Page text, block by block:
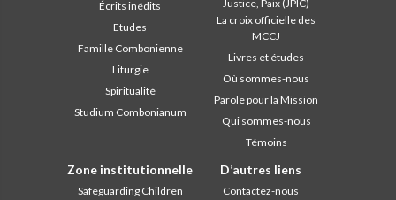
Écrits inédits
Etudes
Famille Combonienne
Liturgie
Spiritualité
Studium Combonianum
Justice, Paix (JPIC)
La croix officielle des
MCCJ
Livres et études
Où sommes-nous
Parole pour la Mission
Qui sommes-nous
Témoins
Zone institutionnelle
Safeguarding Children
D’autres liens
Contactez-nous